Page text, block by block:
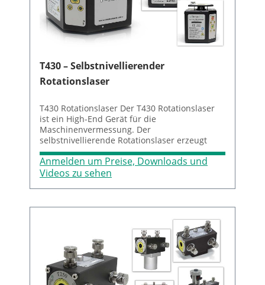
T430 – Selbstnivellierender
Rotationslaser
T430 Rotationslaser Der T430 Rotationslaser
ist ein High-End Gerät für die
Maschinenvermessung. Der
selbstnivellierende Rotationslaser erzeugt
Laserstrahlen, um Geradheit, Ebenheit,
Rechtwinkligkeit, Parallelität und Nivellierung
zu vermessen.
Anmelden um Preise, Downloads und
Videos zu sehen